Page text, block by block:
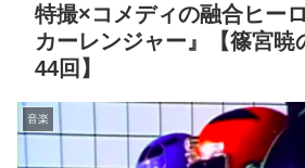
特撮×コメディの融合ヒー
カーレンジャー』【篠宮暁
44回】
音楽